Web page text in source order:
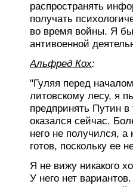
распространять
получать
во время войны. Я
антивоенной
Альфред Кох:
"Гуляя перед
литовскому лесу, я
предпринять Путин в
оказался сейчас.
него не получился, а
готов, поскольку ее
Я не вижу никакого
У него нет